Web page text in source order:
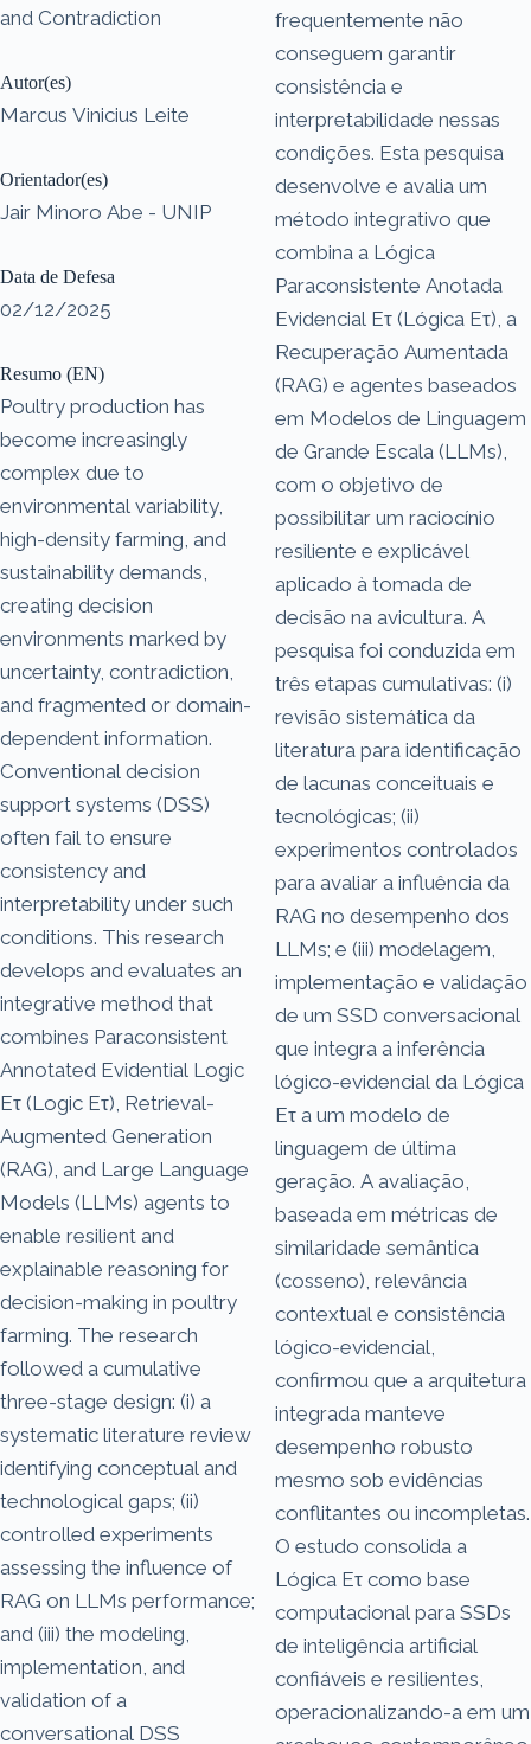
and Contradiction
Autor(es)
Marcus Vinicius Leite
Orientador(es)
Jair Minoro Abe - UNIP
Data de Defesa
02/12/2025
Resumo (EN)
Poultry production has
become increasingly
complex due to
environmental variability,
high-density farming, and
sustainability demands,
creating decision
environments marked by
uncertainty, contradiction,
and fragmented or domain-
dependent information.
Conventional decision
support systems (DSS)
often fail to ensure
consistency and
interpretability under such
conditions. This research
develops and evaluates an
integrative method that
combines Paraconsistent
Annotated Evidential Logic
Eτ (Logic Eτ), Retrieval-
Augmented Generation
(RAG), and Large Language
Models (LLMs) agents to
enable resilient and
explainable reasoning for
decision-making in poultry
farming. The research
followed a cumulative
three-stage design: (i) a
systematic literature review
identifying conceptual and
technological gaps; (ii)
controlled experiments
assessing the influence of
RAG on LLMs performance;
and (iii) the modeling,
implementation, and
validation of a
conversational DSS
frequentemente não
conseguem garantir
consistência e
interpretabilidade nessas
condições. Esta pesquisa
desenvolve e avalia um
método integrativo que
combina a Lógica
Paraconsistente Anotada
Evidencial Eτ (Lógica Eτ), a
Recuperação Aumentada
(RAG) e agentes baseados
em Modelos de Linguagem
de Grande Escala (LLMs),
com o objetivo de
possibilitar um raciocínio
resiliente e explicável
aplicado à tomada de
decisão na avicultura. A
pesquisa foi conduzida em
três etapas cumulativas: (i)
revisão sistemática da
literatura para identificação
de lacunas conceituais e
tecnológicas; (ii)
experimentos controlados
para avaliar a influência da
RAG no desempenho dos
LLMs; e (iii) modelagem,
implementação e validação
de um SSD conversacional
que integra a inferência
lógico-evidencial da Lógica
Eτ a um modelo de
linguagem de última
geração. A avaliação,
baseada em métricas de
similaridade semântica
(cosseno), relevância
contextual e consistência
lógico-evidencial,
confirmou que a arquitetura
integrada manteve
desempenho robusto
mesmo sob evidências
conflitantes ou incompletas.
O estudo consolida a
Lógica Eτ como base
computacional para SSDs
de inteligência artificial
confiáveis e resilientes,
operacionalizando-a em um